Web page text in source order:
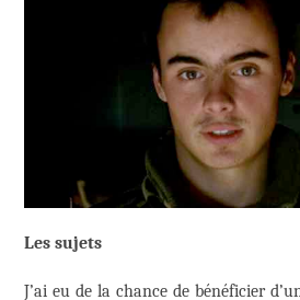
Les sujets
J’ai eu de la chance de bénéficier